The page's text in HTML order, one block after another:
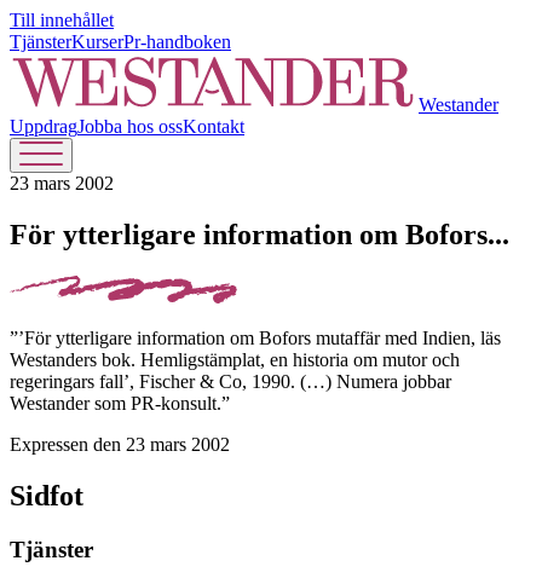
Till innehållet
TjänsterKurserPr-handboken
Westander
UppdragJobba hos ossKontakt
23 mars 2002
För ytterligare information om Bofors...
”’För ytterligare information om Bofors mutaffär med Indien, läs
Westanders bok. Hemligstämplat, en historia om mutor och
regeringars fall’, Fischer & Co, 1990. (…) Numera jobbar
Westander som PR-konsult.”
Expressen den 23 mars 2002
Sidfot
Tjänster